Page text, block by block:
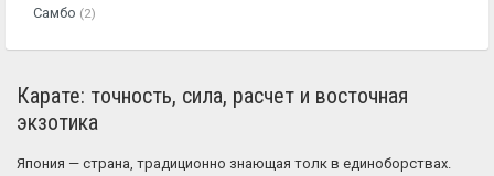
Самбо (2)
Карате: точность, сила, расчет и восточная
экзотика
Япония — страна, традиционно знающая толк в единоборствах.